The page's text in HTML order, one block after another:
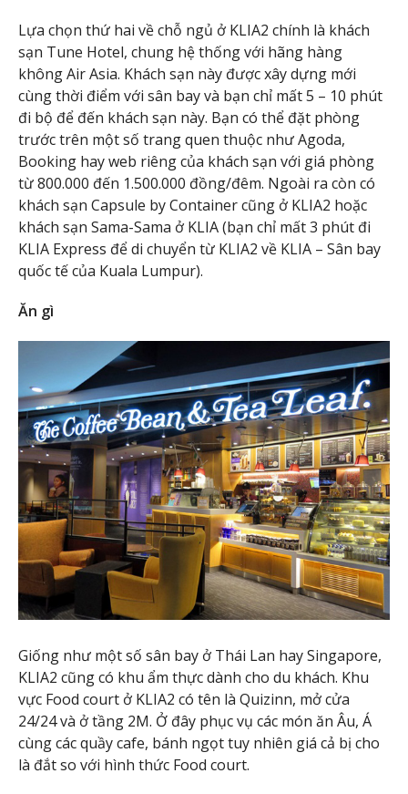
Lựa chọn thứ hai về chỗ ngủ ở KLIA2 chính là khách
sạn Tune Hotel, chung hệ thống với hãng hàng
không Air Asia. Khách sạn này được xây dựng mới
cùng thời điểm với sân bay và bạn chỉ mất 5 – 10 phút
đi bộ để đến khách sạn này. Bạn có thể đặt phòng
trước trên một số trang quen thuộc như Agoda,
Booking hay web riêng của khách sạn với giá phòng
từ 800.000 đến 1.500.000 đồng/đêm. Ngoài ra còn có
khách sạn Capsule by Container cũng ở KLIA2 hoặc
khách sạn Sama-Sama ở KLIA (bạn chỉ mất 3 phút đi
KLIA Express để di chuyển từ KLIA2 về KLIA – Sân bay
quốc tế của Kuala Lumpur).
Ăn gì
Giống như một số sân bay ở Thái Lan hay Singapore,
KLIA2 cũng có khu ẩm thực dành cho du khách. Khu
vực Food court ở KLIA2 có tên là Quizinn, mở cửa
24/24 và ở tầng 2M. Ở đây phục vụ các món ăn Âu, Á
cùng các quầy cafe, bánh ngọt tuy nhiên giá cả bị cho
là đắt so với hình thức Food court.